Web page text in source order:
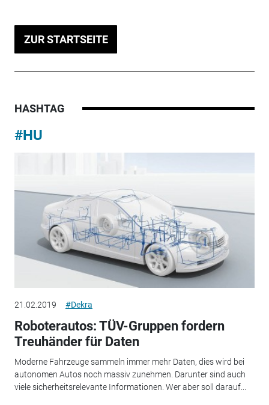
ZUR STARTSEITE
HASHTAG
#HU
21.02.2019 #Dekra
Roboterautos: TÜV-Gruppen fordern
Treuhänder für Daten
Moderne Fahrzeuge sammeln immer mehr Daten, dies wird bei
autonomen Autos noch massiv zunehmen. Darunter sind auch
viele sicherheitsrelevante Informationen. Wer aber soll darauf...